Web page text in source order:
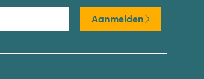
Aanmelden